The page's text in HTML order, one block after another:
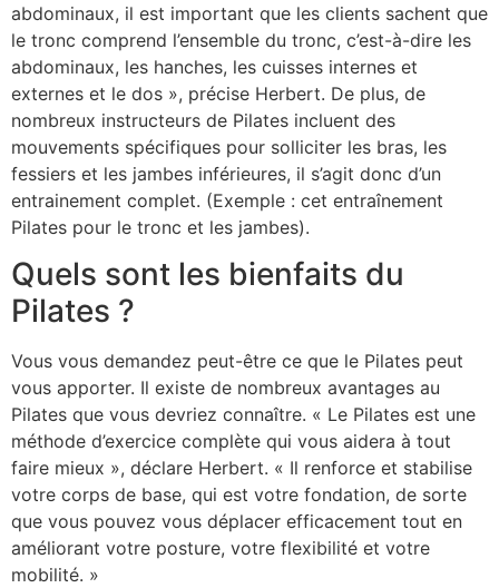
abdominaux, il est important que les clients sachent que
le tronc comprend l’ensemble du tronc, c’est-à-dire les
abdominaux, les hanches, les cuisses internes et
externes et le dos », précise Herbert. De plus, de
nombreux instructeurs de Pilates incluent des
mouvements spécifiques pour solliciter les bras, les
fessiers et les jambes inférieures, il s’agit donc d’un
entrainement complet. (Exemple : cet entraînement
Pilates pour le tronc et les jambes).
Quels sont les bienfaits du
Pilates ?
Vous vous demandez peut-être ce que le Pilates peut
vous apporter. Il existe de nombreux avantages au
Pilates que vous devriez connaître. « Le Pilates est une
méthode d’exercice complète qui vous aidera à tout
faire mieux », déclare Herbert. « Il renforce et stabilise
votre corps de base, qui est votre fondation, de sorte
que vous pouvez vous déplacer efficacement tout en
améliorant votre posture, votre flexibilité et votre
mobilité. »